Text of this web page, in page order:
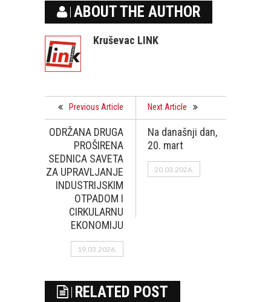
ABOUT THE AUTHOR
Kruševac LINK
Previous Article
ODRŽANA DRUGA
PROŠIRENA
SEDNICA SAVETA
ZA UPRAVLJANJE
INDUSTRIJSKIM
OTPADOM I
CIRKULARNU
EKONOMIJU
19.03.2026.
Next Article
Na današnji dan,
20. mart
20.03.2026.
RELATED POST